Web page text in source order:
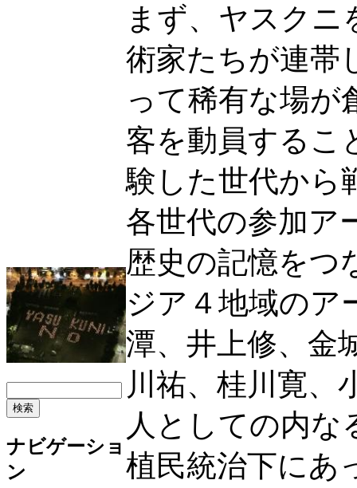
ナビゲーショ
ン
まず、ヤスクニ
術家たちが連帯
って稀有な場が
客を動員するこ
験した世代から
各世代の参加ア
歴史の記憶をつ
ジア４地域のア
潭、井上修、金
川祐、桂川寛、
人としての内な
植民統治下にあ